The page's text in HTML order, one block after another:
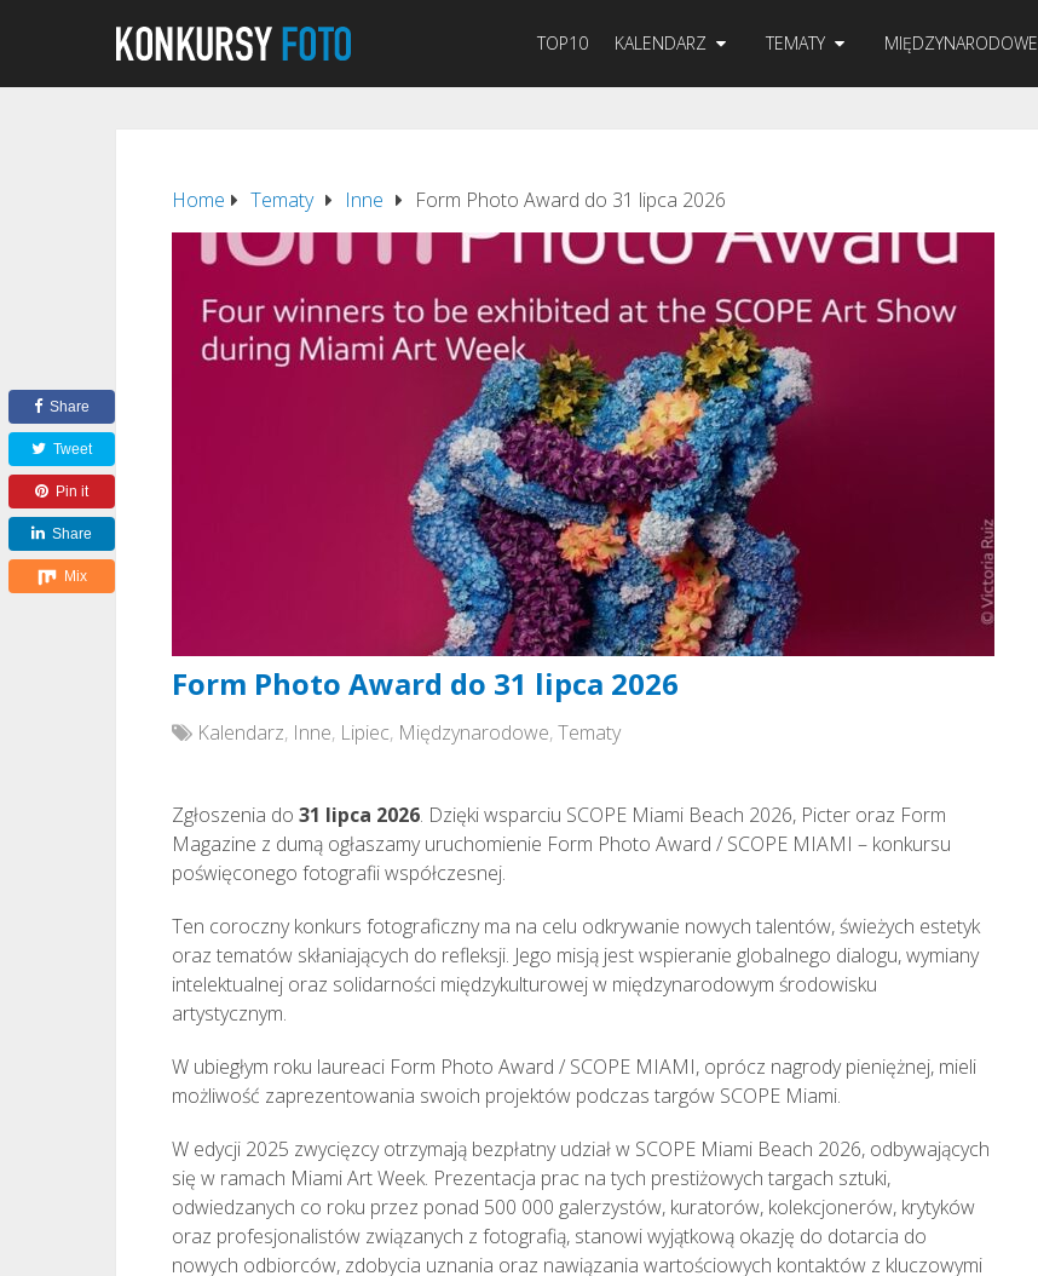
TOP10 KALENDARZ TEMATY MIĘDZYNARODOWE
Home Tematy Inne Form Photo Award do 31 lipca 2026
Form Photo Award do 31 lipca 2026
Kalendarz, Inne, Lipiec, Międzynarodowe,Tematy
Zgłoszenia do 31 lipca 2026. Dzięki wsparciu SCOPE Miami Beach 2026, Picter oraz Form
Magazine z dumą ogłaszamy uruchomienie Form Photo Award / SCOPE MIAMI – konkursu
poświęconego fotografii współczesnej.
Ten coroczny konkurs fotograficzny ma na celu odkrywanie nowych talentów, świeżych estetyk
oraz tematów skłaniających do refleksji. Jego misją jest wspieranie globalnego dialogu, wymiany
intelektualnej oraz solidarności międzykulturowej w międzynarodowym środowisku
artystycznym.
W ubiegłym roku laureaci Form Photo Award / SCOPE MIAMI, oprócz nagrody pieniężnej, mieli
możliwość zaprezentowania swoich projektów podczas targów SCOPE Miami.
W edycji 2025 zwycięzcy otrzymają bezpłatny udział w SCOPE Miami Beach 2026, odbywających
się w ramach Miami Art Week. Prezentacja prac na tych prestiżowych targach sztuki,
odwiedzanych co roku przez ponad 500 000 galerzystów, kuratorów, kolekcjonerów, krytyków
oraz profesjonalistów związanych z fotografią, stanowi wyjątkową okazję do dotarcia do
nowych odbiorców, zdobycia uznania oraz nawiązania wartościowych kontaktów z kluczowymi
Share
Tweet
Pin it
Share
Mix